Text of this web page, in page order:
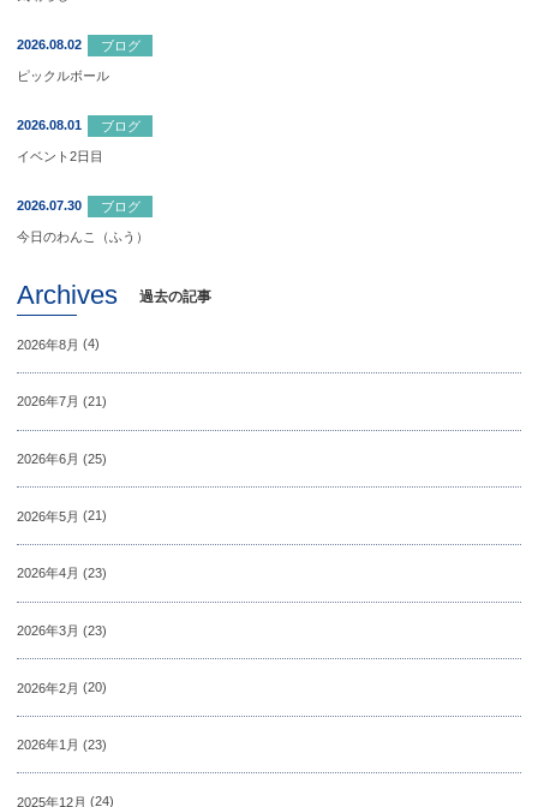
2026.08.02 ブログ
ピックルボール
2026.08.01 ブログ
イベント2日目
2026.07.30 ブログ
今日のわんこ（ふう）
Archives 過去の記事
2026年8月 (4)
2026年7月 (21)
2026年6月 (25)
2026年5月 (21)
2026年4月 (23)
2026年3月 (23)
2026年2月 (20)
2026年1月 (23)
2025年12月 (24)